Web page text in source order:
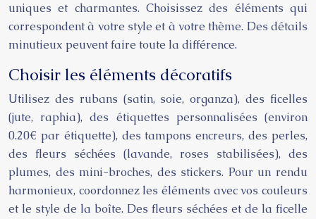
uniques et charmantes. Choisissez des éléments qui
correspondent à votre style et à votre thème. Des détails
minutieux peuvent faire toute la différence.
Choisir les éléments décoratifs
Utilisez des rubans (satin, soie, organza), des ficelles
(jute, raphia), des étiquettes personnalisées (environ
0.20€ par étiquette), des tampons encreurs, des perles,
des fleurs séchées (lavande, roses stabilisées), des
plumes, des mini-broches, des stickers. Pour un rendu
harmonieux, coordonnez les éléments avec vos couleurs
et le style de la boîte. Des fleurs séchées et de la ficelle